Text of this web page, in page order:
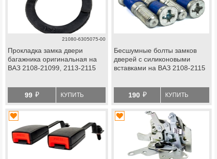
21080-6305075-00
Прокладка замка двери
багажника оригинальная на
ВАЗ 2108-21099, 2113-2115
99 й КУПИТЬ
Бесшумные болты замков
дверей с силиконовыми
вставками на ВАЗ 2108-2115
190 й КУПИТЬ